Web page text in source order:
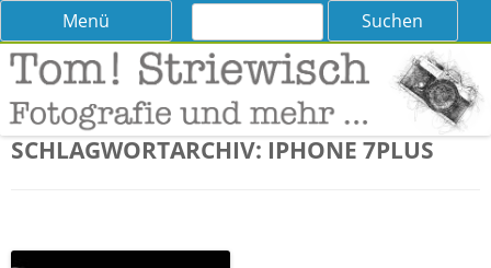
Tom! Striewisch – Fotografieren
lernen
Tipps und Tricks und Meinungen zur Fotografie
Menü
Skip
content
Suchen
SCHLAGWORTARCHIV: IPHONE 7PLUS